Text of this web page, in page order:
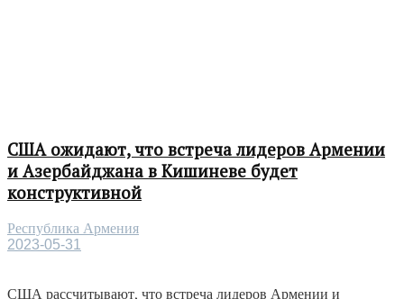
США ожидают, что встреча лидеров Армении
и Азербайджана в Кишиневе будет
конструктивной
Республика Армения
2023-05-31
США рассчитывают, что встреча лидеров Армении и